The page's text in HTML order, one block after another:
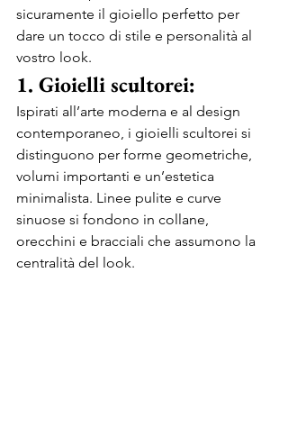
sicuramente il gioiello perfetto per
dare un tocco di stile e personalità al
vostro look.
1. Gioielli scultorei:
Ispirati all’arte moderna e al design
contemporaneo, i gioielli scultorei si
distinguono per forme geometriche,
volumi importanti e un’estetica
minimalista. Linee pulite e curve
sinuose si fondono in collane,
orecchini e bracciali che assumono la
centralità del look.